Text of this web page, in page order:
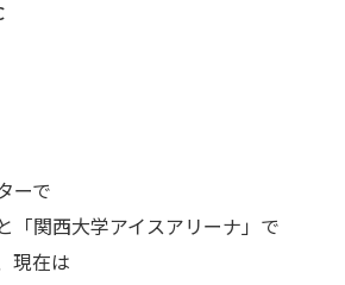
ーで
「関西大学アイスアリーナ」で
現在は